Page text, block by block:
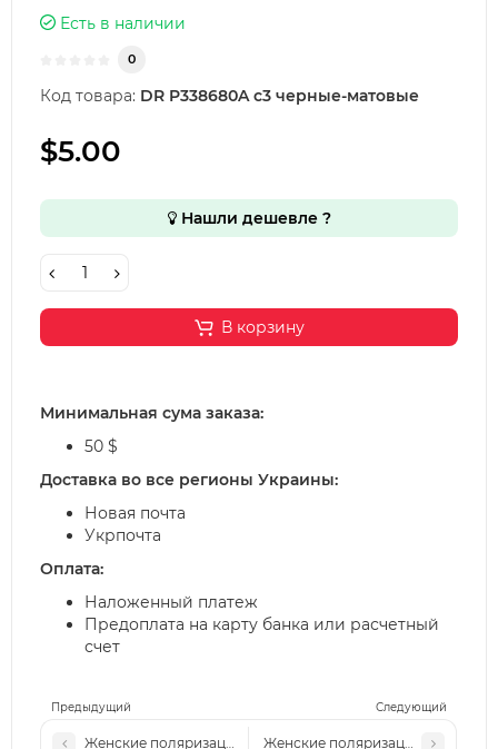
Предыдущий Следующий
Женские поляризационные солнцезащитные очки DR
Женские поляризационные
Есть в наличии
0
Код товара: DR P338680A c3 черные-матовые
$5.00
Нашли дешевле ?
В корзину
Минимальная сума заказа:
50 $
Доставка во все регионы Украины:
Новая почта
Укрпочта
Оплата:
Наложенный платеж
Предоплата на карту банка или расчетный
счет